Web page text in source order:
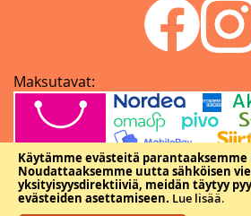
Käytämme evästeitä
Noudattaaksemme uutta sähköisen
yksityisyysdirektiiviä, meidän täytyy
evästeiden asettamiseen. Lue lisää.
Maksutavat: